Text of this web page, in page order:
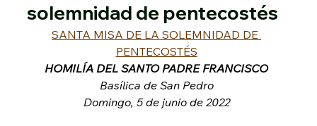
solemnidad de pentecostés
SANTA MISA DE LA SOLEMNIDAD DE
PENTECOSTÉS
HOMILÍA DEL SANTO PADRE FRANCISCO
Basílica de San Pedro
Domingo, 5 de junio de 2022